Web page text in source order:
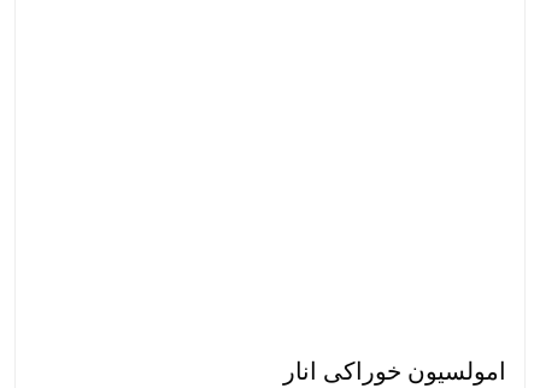
امولسیون خوراکی انار